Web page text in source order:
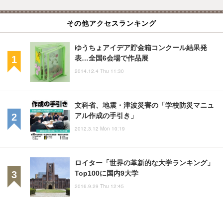
その他アクセスランキング
ゆうちょアイデア貯金箱コンクール結果発
表…全国6会場で作品展
2014.12.4 Thu 11:30
文科省、地震・津波災害の「学校防災マニュ
アル作成の手引き」
2012.3.12 Mon 10:19
ロイター「世界の革新的な大学ランキング」
Top100に国内9大学
2016.9.29 Thu 12:45